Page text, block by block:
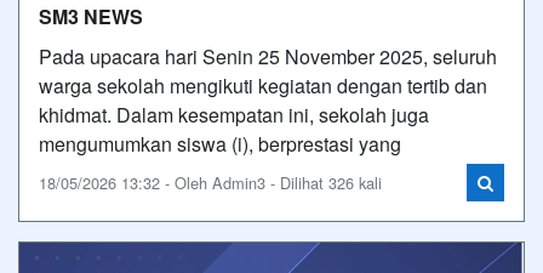
SM3 NEWS
Pada upacara hari Senin 25 November 2025, seluruh
warga sekolah mengikuti kegiatan dengan tertib dan
khidmat. Dalam kesempatan ini, sekolah juga
mengumumkan siswa (i), berprestasi yang
18/05/2026 13:32 - Oleh Admin3 - Dilihat 326 kali